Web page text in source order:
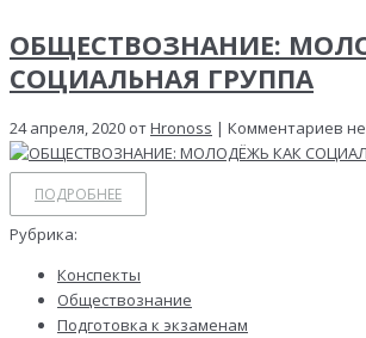
ОБЩЕСТВОЗНАНИЕ:
СОЦИАЛЬНАЯ ГРУППА
24 апреля, 2020 отHronoss | Комментариев
ПОДРОБНЕЕ
Рубрика:
Конспекты
Обществознание
Подготовка к экзаменам